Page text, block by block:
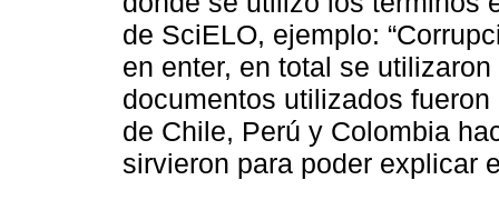
de SciELO, ejemplo:
en enter, en total se
documentos utilizados
de Chile, Perú y Colombia
sirvieron para poder explicar